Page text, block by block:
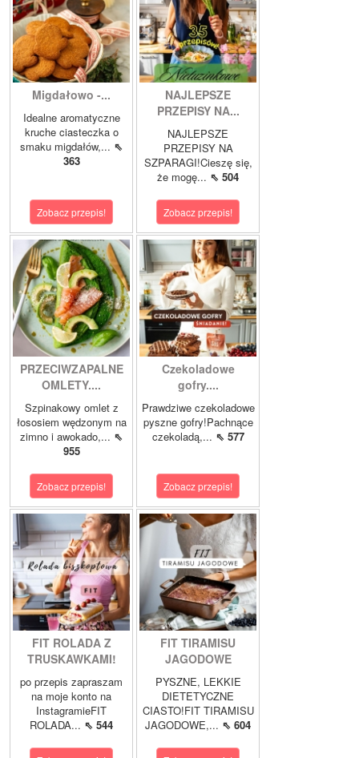
Migdałowo -...
Idealne aromatyczne
kruche ciasteczka o
smaku migdałów,... ⇖
363
Zobacz przepis!
NAJLEPSZE
PRZEPISY NA...
NAJLEPSZE
PRZEPISY NA
SZPARAGI!Cieszę się,
że mogę... ⇖ 504
Zobacz przepis!
PRZECIWZAPALNE
OMLETY....
Szpinakowy omlet z
łososiem wędzonym na
zimno i awokado,... ⇖
955
Zobacz przepis!
Czekoladowe
gofry....
Prawdziwe czekoladowe
pyszne gofry!Pachnące
czekoladą,... ⇖ 577
Zobacz przepis!
FIT ROLADA Z
TRUSKAWKAMI!
po przepis zapraszam
na moje konto na
InstagramieFIT
ROLADA... ⇖ 544
FIT TIRAMISU
JAGODOWE
PYSZNE, LEKKIE
DIETETYCZNE
CIASTO!FIT TIRAMISU
JAGODOWE,... ⇖ 604